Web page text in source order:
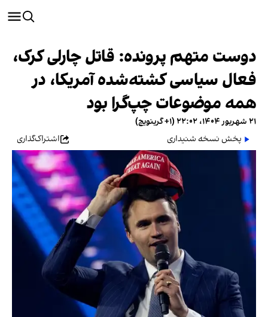
دوست متهم پرونده: قاتل چارلی کرک،
فعال سیاسی کشته‌شده آمریکا، در
همه موضوعات چپ‌گرا بود
۲۱ شهریور ۱۴۰۴، ۲۲:۰۲ (‎+۱ گرینویچ)
پخش نسخه شنیداری
اشتراک‌گذاری